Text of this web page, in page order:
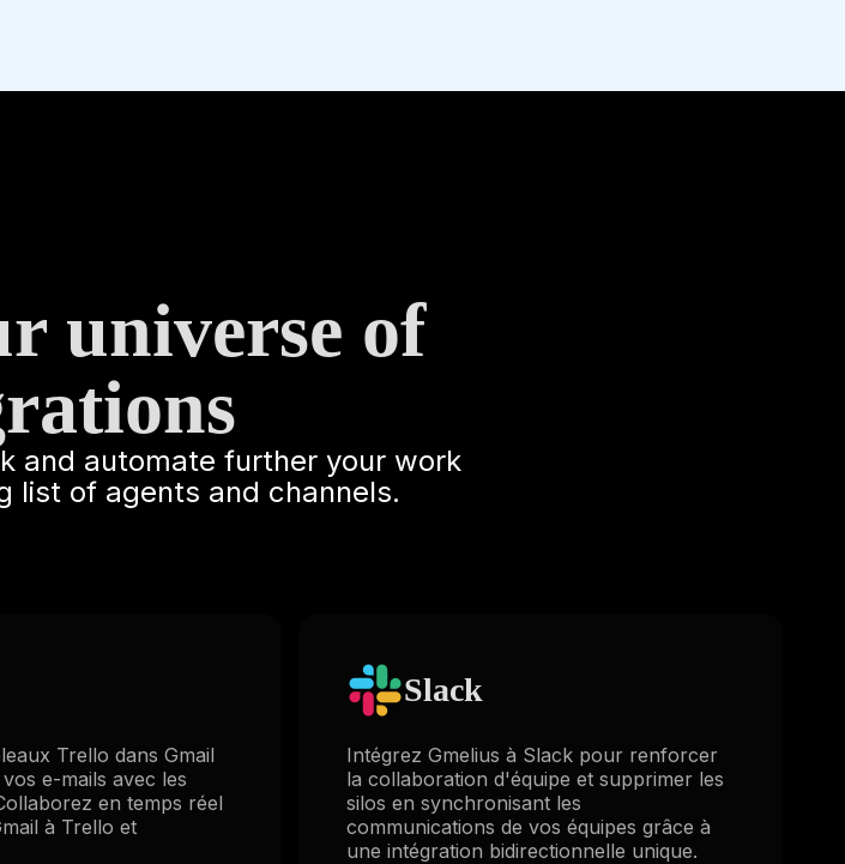
universe of
and automate further your work
list of agents and channels.
Trello dans Gmail
e-mails avec les
en temps réel
à Trello et
Slack
Intégrez Gmelius à Slack pour renforcer
la collaboration d'équipe et supprimer les
silos en synchronisant les
communications de vos équipes grâce à
une intégration bidirectionnelle unique.